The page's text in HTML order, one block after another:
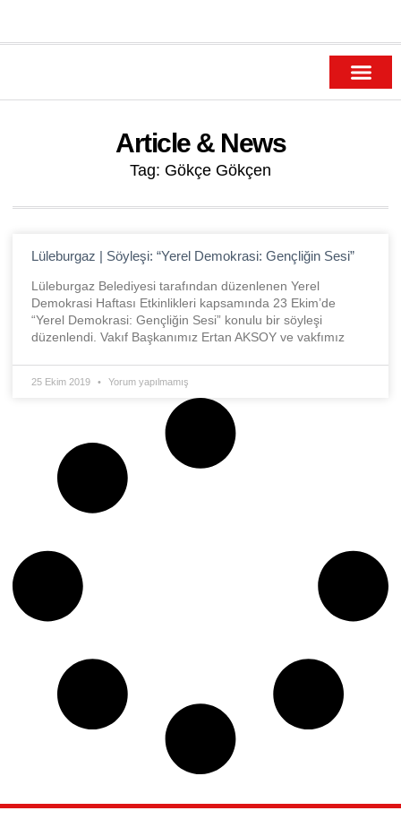
Article & News
Tag: Gökçe Gökçen
Lüleburgaz | Söyleşi: “Yerel Demokrasi: Gençliğin Sesi”
Lüleburgaz Belediyesi tarafından düzenlenen Yerel
Demokrasi Haftası Etkinlikleri kapsamında 23 Ekim’de
“Yerel Demokrasi: Gençliğin Sesi” konulu bir söyleşi
düzenlendi. Vakıf Başkanımız Ertan AKSOY ve vakfımız
25 Ekim 2019 Yorum yapılmamış